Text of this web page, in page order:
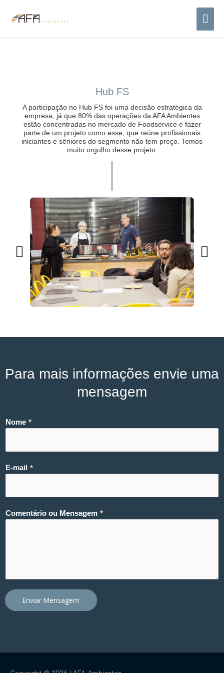
para
conteúdo
Hub FS
A participação no Hub FS foi uma decisão estratégica da
empresa, já que 80% das operações da AFA Ambientes
estão concentradas no mercado de Foodservice e fazer
parte de um projeto como esse, que reúne profissionais
iniciantes e sêniores do segmento não tem preço. Temos
muito orgulho desse projeto.
Para mais informações envie uma
mensagem
Nome *
E-mail *
Comentário ou Mensagem *
Enviar Mensagem